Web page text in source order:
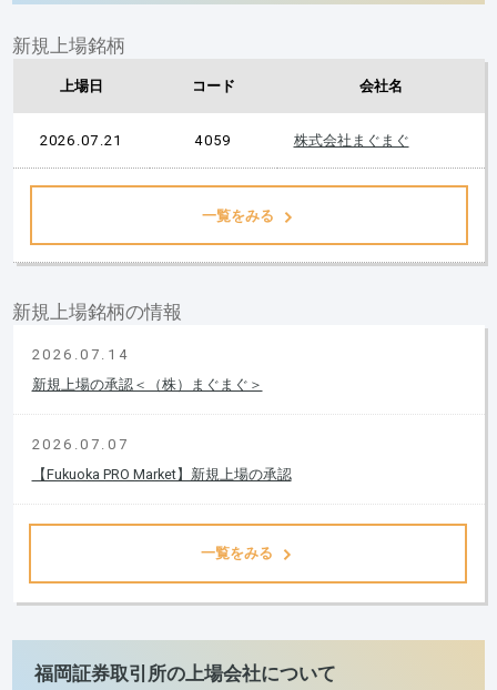
新規上場銘柄
上場日 コード 会社名
2026.07.21 4059 株式会社まぐまぐ
一覧をみる
新規上場銘柄の情報
2026.07.14
新規上場の承認＜（株）まぐまぐ＞
2026.07.07
【Fukuoka PRO Market】新規上場の承認
一覧をみる
福岡証券取引所の上場会社について